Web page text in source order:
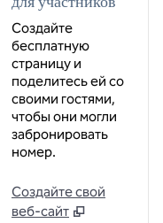
Создайте
бесплатную
страницу и
поделитесь ей со
своими гостями,
чтобы они могли
забронировать
номер.
Создайте свой
веб-сайт